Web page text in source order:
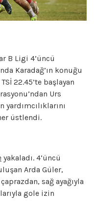
B Ligi 4’üncü
Karadağ’ın konuğu
22.45’te başlayan
Urs
üstlendi.
yakaladı. 4’üncü
Arda Güler,
sağ ayağıyla
gole izin